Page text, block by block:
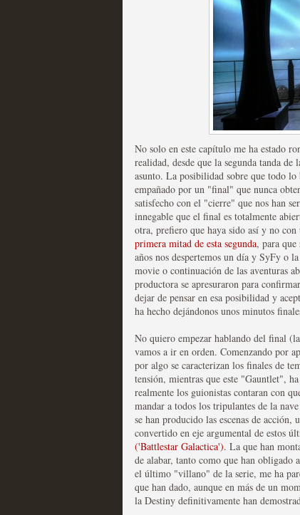
Mi experiencia
MOLTISANTI
Recomendación de la semana
The Get Down o
series más caras de
MOLTISANTI
Recomendación de la semana
Fin de ciclo para las
Recomendación de la semana
No solo en este capítulo me ha estado
realidad, desde que la segunda tanda
asunto. La posibilidad sobre que todo lo
empañado por un "final" que nunca
satisfecho con el "cierre" que nos han
innegable que el final es totalmente
otra, prefiero que haya sido así y no
primera mitad de esta segunda, para que
años nos despertemos un día y SyFy o
movie o continuación de las aventuras
productora se apresuraron para
dejar de pensar en esa posibilidad y
ha hecho dejándonos unos minutos
No quiero empezar hablando del final
vamos a ir en orden. Comenzando por
por algo se caracterizan los finales de
tensión, mientras que este "Gauntlet",
realmente los guionistas contaran con
mandar a todos los tripulantes de la
se han producido las escenas de acción,
convertido en eje argumental de estos
('Battlestar Galactica'). La que han
de alabar, tanto como que han obligado
el último "villano" de la serie, me ha
que han dado, aunque en más de un
la Destiny definitivamente han